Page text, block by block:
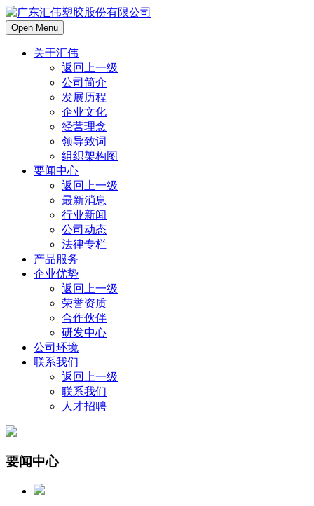
Open Menu
关于汇伟
返回上一级
公司简介
发展历程
企业文化
经营理念
领导致词
组织架构图
要闻中心
返回上一级
最新消息
行业新闻
公司动态
法律专栏
产品服务
企业优势
返回上一级
荣誉资质
合作伙伴
研发中心
公司环境
联系我们
返回上一级
联系我们
人才招聘
要闻中心